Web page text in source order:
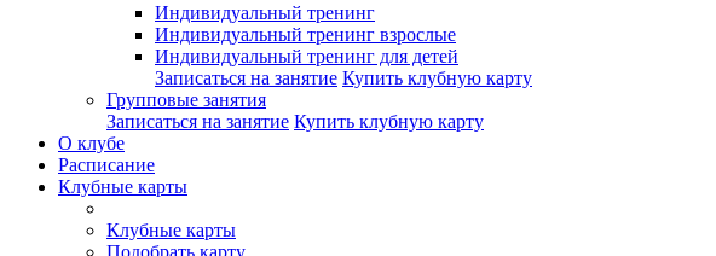
Индивидуальный тренинг
Индивидуальный тренинг взрослые
Индивидуальный тренинг для детей
Записаться на занятие Купить клубную карту
Групповые занятия
Записаться на занятие Купить клубную карту
О клубе
Расписание
Клубные карты
Клубные карты
Подобрать карту